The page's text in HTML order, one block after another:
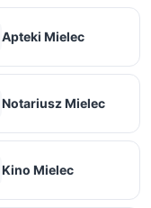
Apteki Mielec
Notariusz Mielec
Kino Mielec